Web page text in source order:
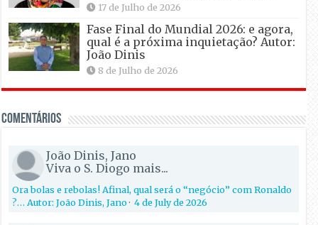
17 de Julho de 2026
Fase Final do Mundial 2026: e agora,
qual é a próxima inquietação? Autor:
João Dinis
8 de Julho de 2026
Comentários
João Dinis, Jano
Viva o S. Diogo mais...
Ora bolas e rebolas! Afinal, qual será o “negócio” com Ronaldo
?… Autor: João Dinis, Jano·4 de July de 2026